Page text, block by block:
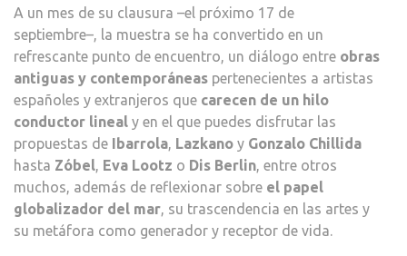
A un mes de su clausura –el próximo 17 de
septiembre–, la muestra se ha convertido en un
refrescante punto de encuentro, un diálogo entre obras
antiguas y contemporáneas pertenecientes a artistas
españoles y extranjeros que carecen de un hilo
conductor lineal y en el que puedes disfrutar las
propuestas de Ibarrola, Lazkano y Gonzalo Chillida
hasta Zóbel, Eva Lootz o Dis Berlin, entre otros
muchos, además de reflexionar sobre el papel
globalizador del mar, su trascendencia en las artes y
su metáfora como generador y receptor de vida.